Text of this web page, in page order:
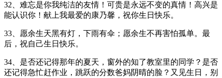
32、难忘是你我纯洁的友情！可贵是永远不变的真情！高兴是
能认识你！献上我最爱的康乃馨，祝你生日快乐。
33、愿余生天黑有灯，下雨有伞；愿余生不再害怕孤单。最
后，祝自己生日快乐。
34、是否还记得那年的夏天，窗外的知了教室里的同学？是否
还记得急忙赶作业，跳跃的分数爸妈阴晴的脸？又见生日，别